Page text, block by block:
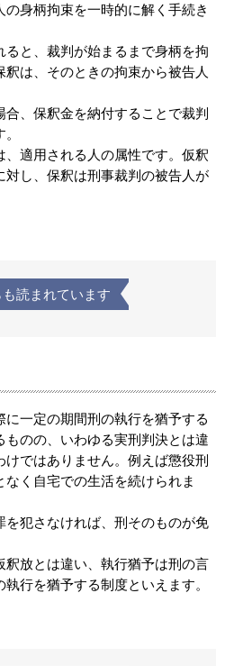
身柄拘束を一時的に解く手続き
と、裁判が始まるまで身柄を拘
は、そのときの拘束から被告人
、保釈金を納付することで裁判
適用される人の属性です。仮釈
対し、保釈は刑事裁判の被告人が
も読まれています
一定の期間刑の執行を猶予する
ものの、いわゆる実刑判決とは違
ではありません。例えば懲役刑
く自宅での生活を続けられま
を犯さなければ、刑そのものが免
釈放とは違い、執行猶予は刑の言
行を猶予する制度といえます。